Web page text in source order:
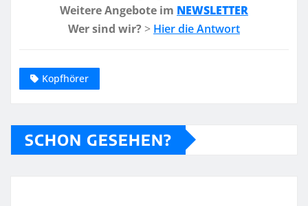
Weitere Angebote im NEWSLETTER
Wer sind wir? > Hier die Antwort
Kopfhörer
SCHON GESEHEN?